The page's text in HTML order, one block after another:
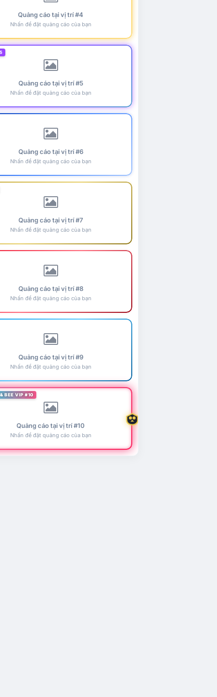
Quảng cáo tại vị trí #4
Nhấn để đặt quảng cáo của bạn
Quảng cáo tại vị trí #5
Nhấn để đặt quảng cáo của bạn
Quảng cáo tại vị trí #6
Nhấn để đặt quảng cáo của bạn
Quảng cáo tại vị trí #7
Nhấn để đặt quảng cáo của bạn
Quảng cáo tại vị trí #8
Nhấn để đặt quảng cáo của bạn
Quảng cáo tại vị trí #9
Nhấn để đặt quảng cáo của bạn
BEE VIP #10
Quảng cáo tại vị trí #10
Nhấn để đặt quảng cáo của bạn